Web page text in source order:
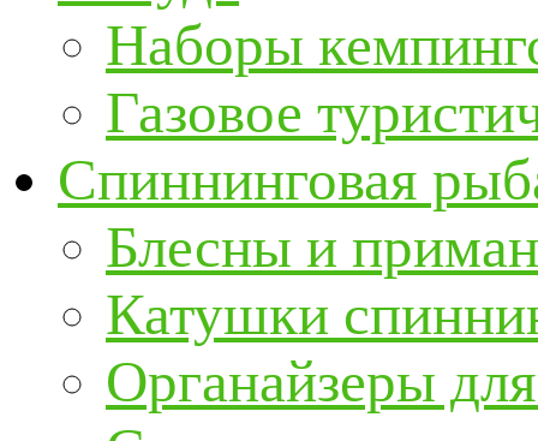
Наборы
Газовое
Спиннинговая
Блесны и
Катушки
Органайзеры